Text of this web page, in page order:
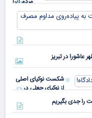
در
کشورهای
مختلف
دنیا پای
صندوق
عاشورا در تبریز
شکست نوکیای اصلی
از نوکیای جعلی در
دادگاه!
را جدی بگیریم